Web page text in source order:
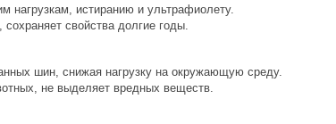
нагрузкам, истиранию и ультрафиолету.
сохраняет свойства долгие годы.
шин, снижая нагрузку на окружающую среду.
не выделяет вредных веществ.